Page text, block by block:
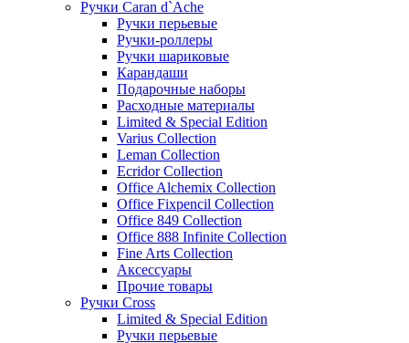
Ручки Caran d`Ache
Ручки перьевые
Ручки-роллеры
Ручки шариковые
Карандаши
Подарочные наборы
Расходные материалы
Limited & Special Edition
Varius Collection
Leman Collection
Ecridor Collection
Office Alchemix Collection
Office Fixpencil Collection
Office 849 Collection
Office 888 Infinite Collection
Fine Arts Collection
Аксессуары
Прочие товары
Ручки Cross
Limited & Special Edition
Ручки перьевые